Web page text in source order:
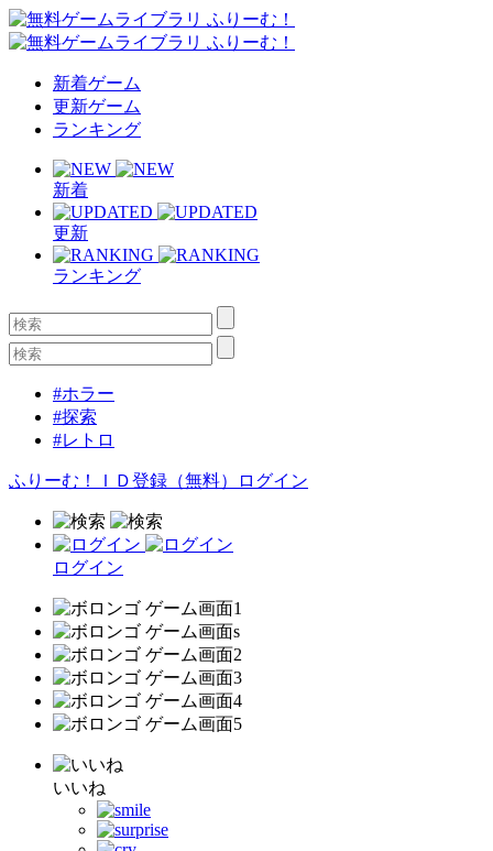
新着ゲーム
更新ゲーム
ランキング
新着
更新
ランキング
#ホラー
#探索
#レトロ
ふりーむ！ＩＤ登録（無料） ログイン
ログイン
いいね